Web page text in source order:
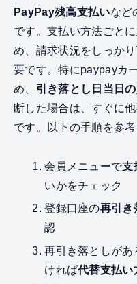
PayPay残高支払いなど
です。支払い方法ごとに
め、請求状況をしっか
要です。特にpaypayカ
め、 引き落とし日当日
断した場合は、すぐに
です。以下の手順を参
会員メニューで支
いかをチェック
登録口座の再引き
認
再引き落としがあ
ければ代替支払い